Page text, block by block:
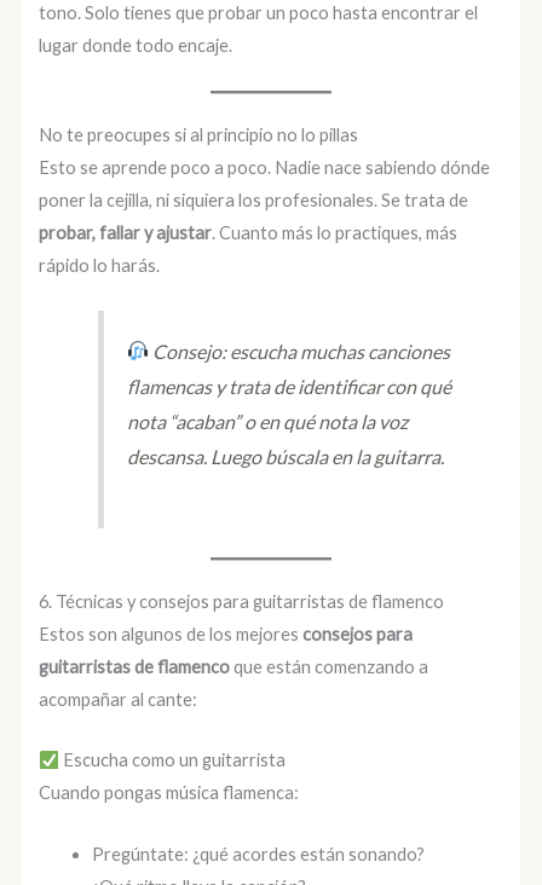
tono. Solo tienes que probar un poco hasta encontrar el
lugar donde todo encaje.
No te preocupes si al principio no lo pillas
Esto se aprende poco a poco. Nadie nace sabiendo dónde
poner la cejilla, ni siquiera los profesionales. Se trata de
probar, fallar y ajustar. Cuanto más lo practiques, más
rápido lo harás.
Consejo: escucha muchas canciones
flamencas y trata de identificar con qué
nota “acaban” o en qué nota la voz
descansa. Luego búscala en la guitarra.
6. Técnicas y consejos para guitarristas de flamenco
Estos son algunos de los mejoresconsejos para
guitarristas de flamencoque están comenzando a
acompañar al cante:
Escucha como un guitarrista
Cuando pongas música flamenca:
Pregúntate: ¿qué acordes están sonando?